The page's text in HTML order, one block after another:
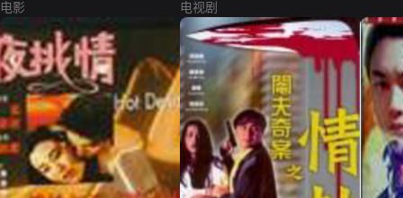
电影
电视剧